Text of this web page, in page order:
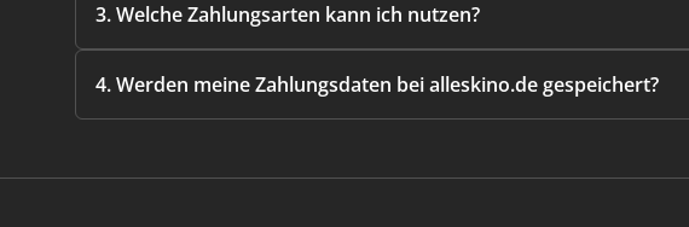
3. Welche Zahlungsarten kann ich nutzen?
4. Werden meine Zahlungsdaten bei alleskino.de gespeichert?